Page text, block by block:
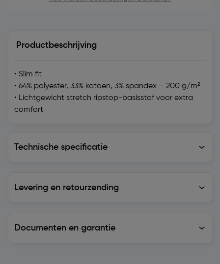
Productbeschrijving
• Slim fit
• 64% polyester, 33% katoen, 3% spandex – 200 g/m²
• Lichtgewicht stretch ripstop-basisstof voor extra
comfort
Technische specificatie
Levering en retourzending
Documenten en garantie